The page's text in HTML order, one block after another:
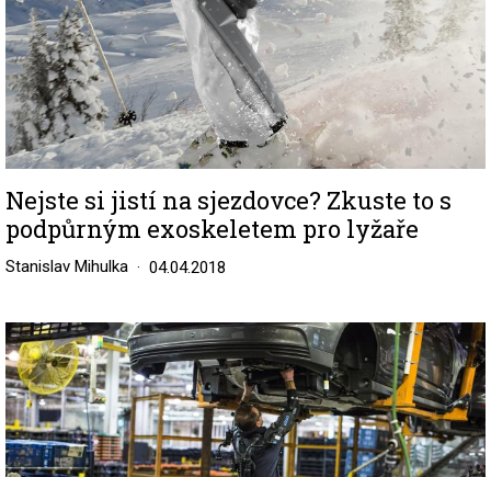
Nejste si jistí na sjezdovce? Zkuste to s
podpůrným exoskeletem pro lyžaře
Stanislav Mihulka 04.04.2018
Image